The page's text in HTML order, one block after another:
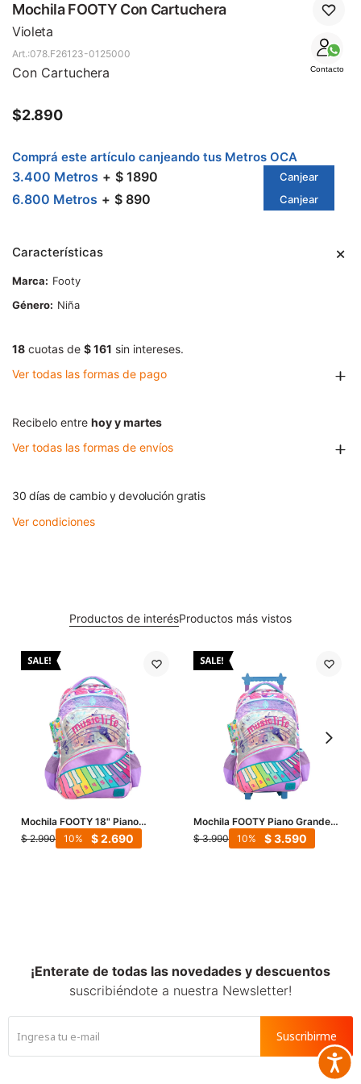
Mochila FOOTY Con Cartuchera
Violeta
Contacto
078.F26123-0125000
Con Cartuchera
$2.890
Comprá este artículo canjeando tus Metros OCA
3.400 Metros $ 1890 Canjear
6.800 Metros $ 890 Canjear
Características
Marca
Footy
Género
Niña
18 cuotas de $ 161 sin intereses.
Ver todas las formas de pago
Recibelo entre hoy y martes
Ver todas las formas de envíos
30 días de cambio y devolución gratis
Ver condiciones
Productos de interésProductos más vistos
Mochila FOOTY 18" Piano
Grande Con Teclado y Luz Led
- Violeta - Plateado
$ 2.990 $2.690
10
Mochila FOOTY Piano Grande
Con Carro y Luz Led - Violeta -
Plateado
$ 3.990 $3.590
10
¡Enterate de todas las novedades y descuentos
suscribiéndote a nuestra Newsletter!
Suscribirme